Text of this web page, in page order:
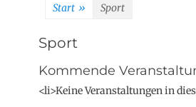
Start » Sport
Sport
Kommende
<li>Keine Veranstaltungen in